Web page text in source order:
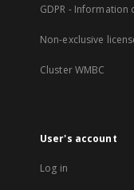
GDPR - Information
Non-exclusive
Cluster WMBC
User's account
Log in